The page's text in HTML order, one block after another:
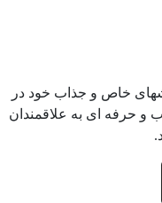
خاص و جذاب خود در
و حرفه ای به علاقمندان